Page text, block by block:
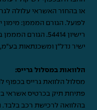
או בהחזר האשראי עלולה
רישיון 54414.
ישיר נדל"ן ומשכנתאות בע"מ,
הלוואות במסלול גרייס:
מסלול הלוואת גרייס
פתיחת תיק בכרטיס אשראי
בהלוואה לרכישת רכב בלבד.